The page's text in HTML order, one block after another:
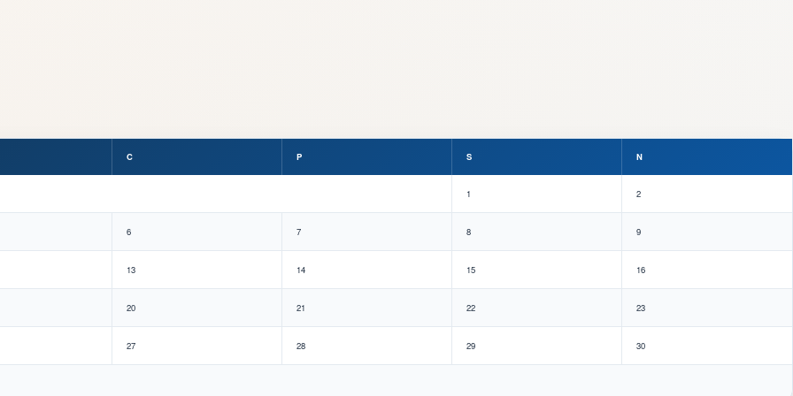
C P S N
1 2
6 7 8 9
13 14 15 16
20 21 22 23
27 28 29 30